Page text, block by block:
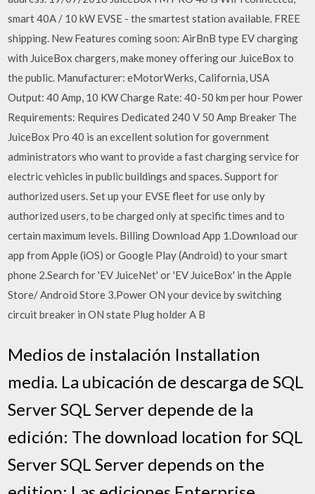
smart 40A / 10 kW EVSE - the smartest station available. FREE
shipping. New Features coming soon: AirBnB type EV charging
with JuiceBox chargers, make money offering our JuiceBox to
the public. Manufacturer: eMotorWerks, California, USA
Output: 40 Amp, 10 KW Charge Rate: 40-50 km per hour Power
Requirements: Requires Dedicated 240 V 50 Amp Breaker The
JuiceBox Pro 40 is an excellent solution for government
administrators who want to provide a fast charging service for
electric vehicles in public buildings and spaces. Support for
authorized users. Set up your EVSE fleet for use only by
authorized users, to be charged only at specific times and to
certain maximum levels. Billing Download App 1.Download our
app from Apple (iOS) or Google Play (Android) to your smart
phone 2.Search for 'EV JuiceNet' or 'EV JuiceBox' in the Apple
Store/ Android Store 3.Power ON your device by switching
circuit breaker in ON state Plug holder A B
Medios de instalación Installation
media. La ubicación de descarga de SQL
Server SQL Server depende de la
edición: The download location for SQL
Server SQL Server depends on the